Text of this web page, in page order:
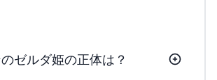
ゼルダ姫の正体は？